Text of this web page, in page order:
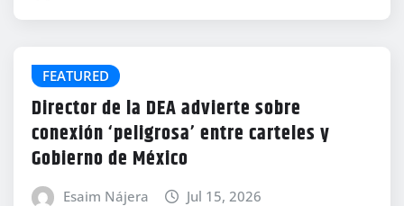
FEATURED
Director de la DEA advierte sobre
conexión ‘peligrosa’ entre carteles y
Gobierno de México
Esaim Nájera Jul 15, 2026